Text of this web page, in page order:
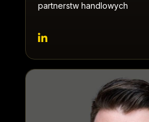
partnerstw handlowych